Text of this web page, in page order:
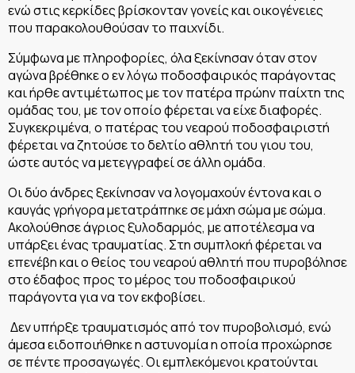
ενώ στις κερκίδες βρίσκονταν γονείς και οικογένειες
που παρακολουθούσαν το παιχνίδι.
Σύμφωνα με πληροφορίες, όλα ξεκίνησαν όταν στον
αγώνα βρέθηκε ο εν λόγω ποδοσφαιρικός παράγοντας
και ήρθε αντιμέτωπος με τον πατέρα πρώην παίχτη της
ομάδας του, με τον οποίο φέρεται να είχε διαφορές.
Συγκεκριμένα, ο πατέρας του νεαρού ποδοσφαιριστή
φέρεται να ζητούσε το δελτίο αθλητή του γιου του,
ώστε αυτός να μετεγγραφεί σε άλλη ομάδα.
Οι δύο άνδρες ξεκίνησαν να λογομαχούν έντονα και ο
καυγάς γρήγορα μετατράπηκε σε μάχη σώμα με σώμα.
Ακολούθησε άγριος ξυλοδαρμός, με αποτέλεσμα να
υπάρξει ένας τραυματίας. Στη συμπλοκή φέρεται να
επενέβη και ο θείος του νεαρού αθλητή που πυροβόλησε
στο έδαφος προς το μέρος του ποδοσφαιρικού
παράγοντα για να τον εκφοβίσει.
Δεν υπήρξε τραυματισμός από τον πυροβολισμό, ενώ
άμεσα ειδοποιήθηκε η αστυνομία η οποία προχώρησε
σε πέντε προσαγωγές. Οι εμπλεκόμενοι κρατούνται